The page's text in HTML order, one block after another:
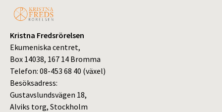
Kristna Fredsrörelsen
Ekumeniska centret,
Box 14038, 167 14 Bromma
Telefon: 08-453 68 40 (växel)
Besöksadress:
Gustavslundsvägen 18,
Alviks torg, Stockholm